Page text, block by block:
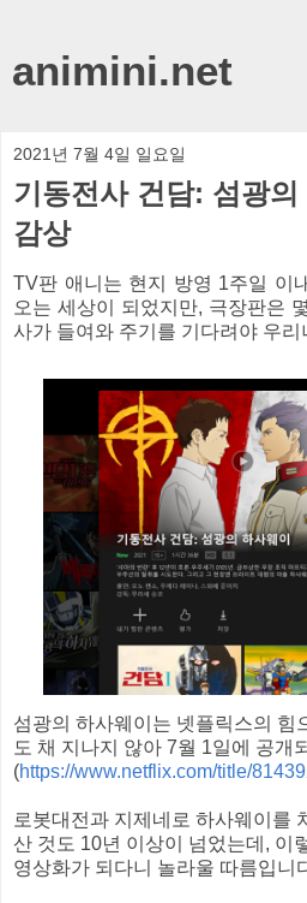
animini.net
2021년 7월 4일 일요일
기동전사 건담: 섬광
감상
TV판 애니는 현지 방영 1주일 이
오는 세상이 되었지만, 극장판은
사가 들여와 주기를 기다려야 우
섬광의 하사웨이는 넷플릭스의 힘
도 채 지나지 않아 7월 1일에 공개
(https://www.netflix.com/title/
로봇대전과 지제네로 하사웨이를
산 것도 10년 이상이 넘었는데, 이
영상화가 되다니 놀라울 따름입니